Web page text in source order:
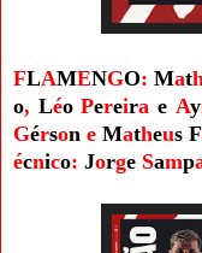
FLAMENGO:Mat
o, LéoPereira e Ay
Gérson e Matheus F
écnico: Jorge Samp